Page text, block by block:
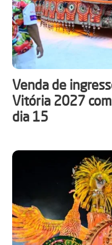
Venda de
Vitória 2027
dia 15